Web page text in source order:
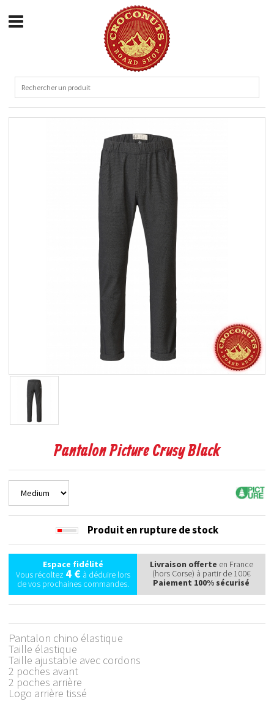
Pantalon Picture Crusy Black
Produit en rupture de stock
Espace fidélité
Vous récoltez 4 €à déduire lors
de vos prochaines commandes.
Livraison offerte en France
(hors Corse) à partir de 100€
Paiement 100% sécurisé
Pantalon chino élastique
Taille élastique
Taille ajustable avec cordons
2 poches avant
2 poches arrière
Logo arrière tissé